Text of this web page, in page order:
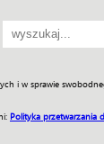
i w sprawie
Polityka przetwarzania